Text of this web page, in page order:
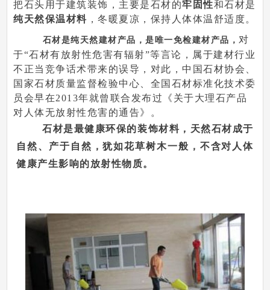
把石头用于建筑装饰，主要是石材的牢固性和石材是
纯天然保温材料 ，冬暖夏凉，保持人体体温舒适度。
石材是纯天然建材产品，是唯一免检建材产品，对
于“石材有放射性危害有辐射”等言论，属于建材行业
不正当竞争话术带来的误导，对此，中国石材协会、
国家石材质量监督检验中心、全国石材标准化技术委
员会早在2013年就曾联合发布过《关于大理石产品
对人体无放射性危害的通告》。
石材是最健康环保的装饰材料，天然石材成于
自然、产于自然，犹如花草树木一般，不含对人体
健康产生影响的放射性物质。